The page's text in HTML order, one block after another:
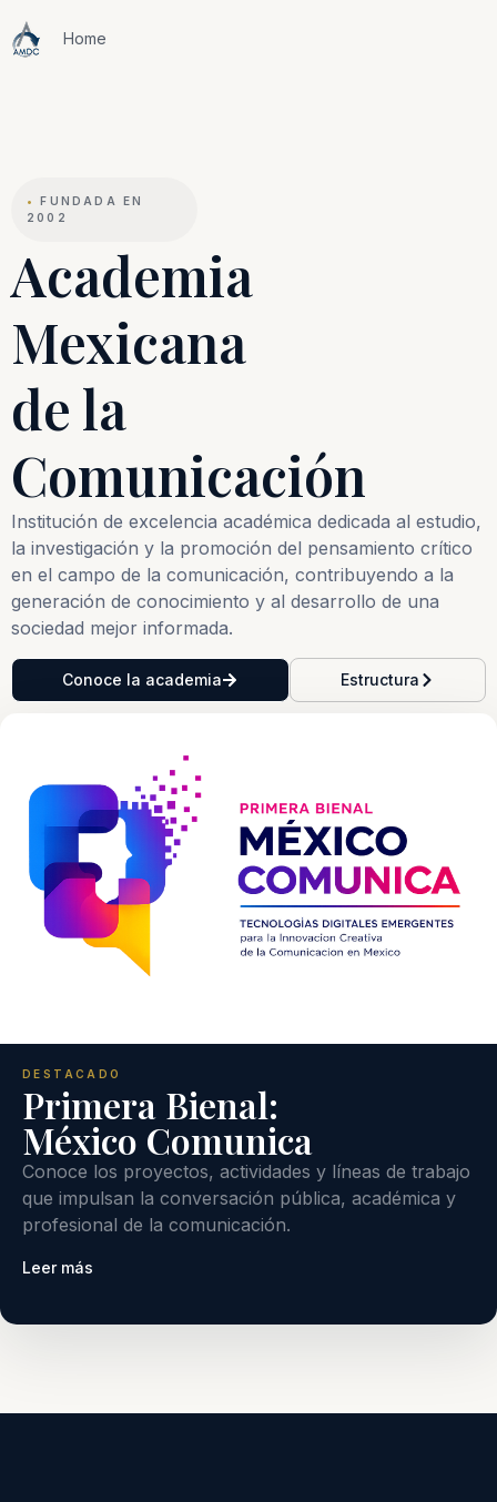
Home
•
FUNDADA EN
2002
Academia
Mexicana
de la
Comunicación
Institución de excelencia académica dedicada al estudio,
la investigación y la promoción del pensamiento crítico
en el campo de la comunicación, contribuyendo a la
generación de conocimiento y al desarrollo de una
sociedad mejor informada.
Conoce la academia Estructura
DESTACADO
Primera Bienal:
México Comunica
Conoce los proyectos, actividades y líneas de trabajo
que impulsan la conversación pública, académica y
profesional de la comunicación.
Leer más